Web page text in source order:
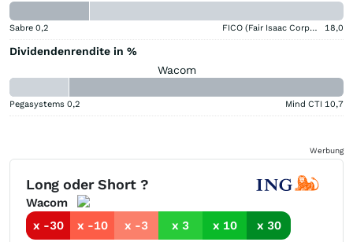
Sabre 0,2 FICO (Fair Isaac Corporation) 18,0
Dividendenrendite in %
Wacom
Pegasystems 0,2 Mind CTI 10,7
Werbung
Long oder Short ?
Wacom
x -30
x -10 x -3 x 3 x 10 x 30